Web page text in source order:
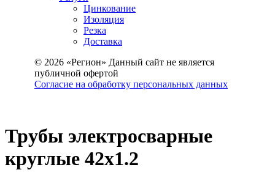
Цинкование
Изоляция
Резка
Доставка
© 2026 «Регион» Данный сайт не является
публичной офертой
Согласие на обработку персональных данных
Трубы электросварные
круглые 42х1.2